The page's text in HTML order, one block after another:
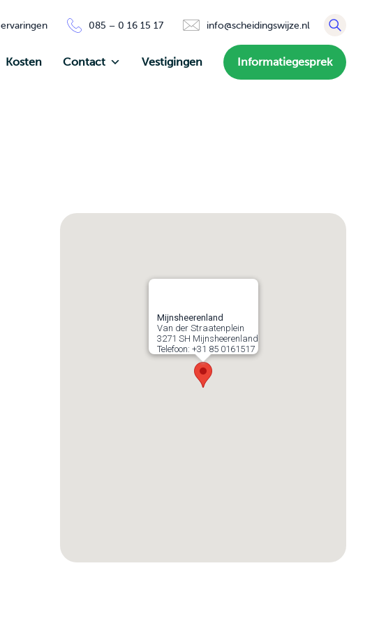
ervaringen 085 – 0 16 15 17 info@scheidingswijze.nl
Kosten Contact Vestigingen Informatiegesprek
Mijnsheerenland
Van der Straatenplein
3271 SH Mijnsheerenland
Telefoon: +31 85 0161517